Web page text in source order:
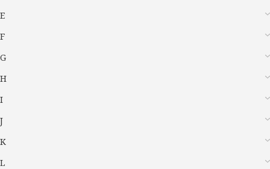
E
F
G
H
I
J
K
L